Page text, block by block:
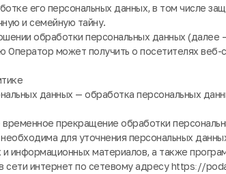
его персональных данных, в том числе
и семейную тайну.
обработки персональных данных (далее
Оператор может получить о посетителях веб-
данных — обработка персональных
прекращение обработки
для уточнения персональных
и информационных материалов, а также
сети интернет по сетевому адресу httpsː//